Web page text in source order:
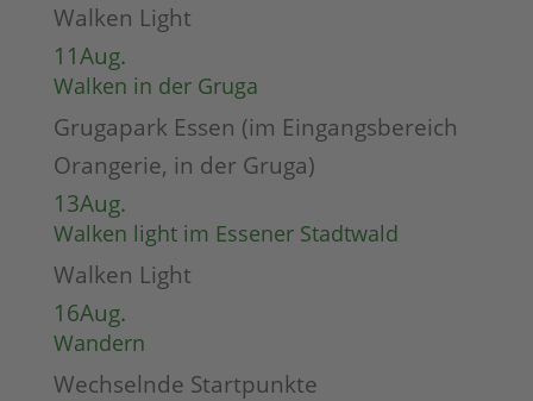
Walken Light
11Aug.
Walken in der Gruga
Grugapark Essen (im Eingangsbereich
Orangerie, in der Gruga)
13Aug.
Walken light im Essener Stadtwald
Walken Light
16Aug.
Wandern
Wechselnde Startpunkte